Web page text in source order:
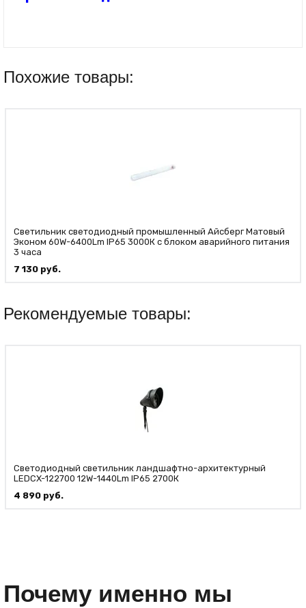
Похожие товары:
Светильник светодиодный промышленный Айсберг Матовый
Эконом 60W-6400Lm IP65 3000К с блоком аварийного питания
3 часа
7 130 руб.
Рекомендуемые товары:
Светодиодный светильник ландшафтно-архитектурный
LEDCX-122700 12W-1440Lm IP65 2700К
4 890 руб.
Почему именно мы